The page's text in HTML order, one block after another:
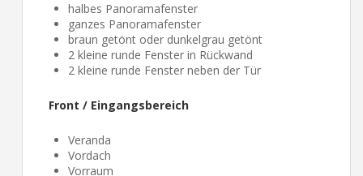
halbes Panoramafenster
ganzes Panoramafenster
braun getönt oder dunkelgrau getönt
2 kleine runde Fenster in Rückwand
2 kleine runde Fenster neben der Tür
Front / Eingangsbereich
Veranda
Vordach
Vorraum